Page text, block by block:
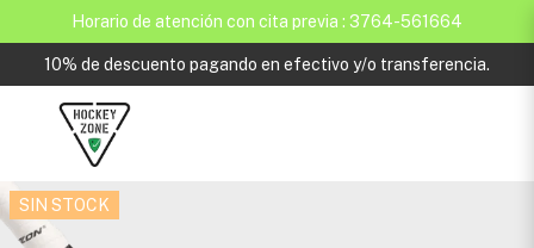
Horario de atención con cita previa : 3764-561664
10% de descuento pagando en efectivo y/o transferencia.
SIN STOCK